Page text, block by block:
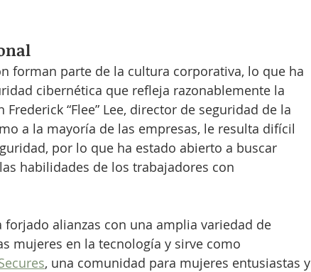
forman parte de la cultura corporativa, lo que ha
cibernética que refleja razonablemente la
“Flee” Lee, director de seguridad de la
a la mayoría de las empresas, le resulta difícil
por lo que ha estado abierto a buscar
habilidades de los trabajadores con
alianzas con una amplia variedad de
mujeres en la tecnología y sirve como
, una comunidad para mujeres entusiastas y